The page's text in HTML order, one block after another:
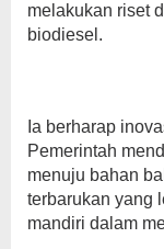
melakukan riset
biodiesel.
Ia berharap
Pemerintah
menuju bahan
terbarukan yang
mandiri dalam